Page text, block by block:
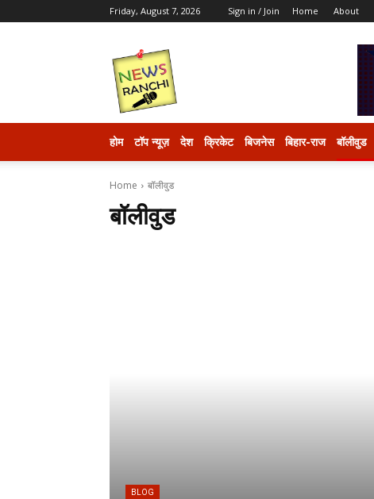
Friday, August 7, 2026 Sign in / Join Home About
होम टॉप न्यूज़ देश क्रिकेट बिजनेस बिहार-राज बॉलीवुड
Home बॉलीवुड
बॉलीवुड
BLOG